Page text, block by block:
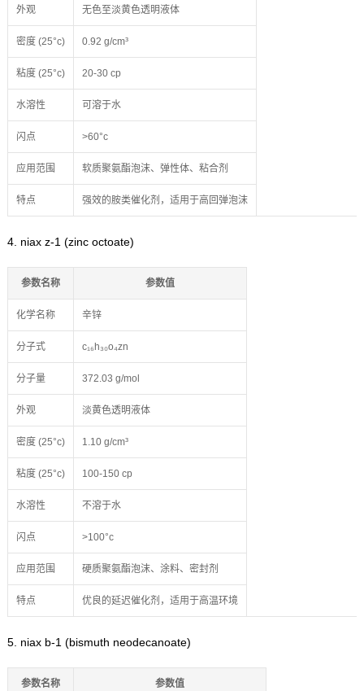
外观 无色至淡黄色透明液体
密度 (25°c) 0.92 g/cm³
粘度 (25°c) 20-30 cp
水溶性 可溶于水
闪点 >60°c
应用范围 软质聚氨酯泡沫、弹性体、粘合剂
特点 强效的胺类催化剂，适用于高回弹泡沫
4. niax z-1 (zinc octoate)
参数名称 参数值
化学名称 辛锌
分子式 c₁₆h₃₀o₄zn
分子量 372.03 g/mol
外观 淡黄色透明液体
密度 (25°c) 1.10 g/cm³
粘度 (25°c) 100-150 cp
水溶性 不溶于水
闪点 >100°c
应用范围 硬质聚氨酯泡沫、涂料、密封剂
特点 优良的延迟催化剂，适用于高温环境
5. niax b-1 (bismuth neodecanoate)
参数名称 参数值